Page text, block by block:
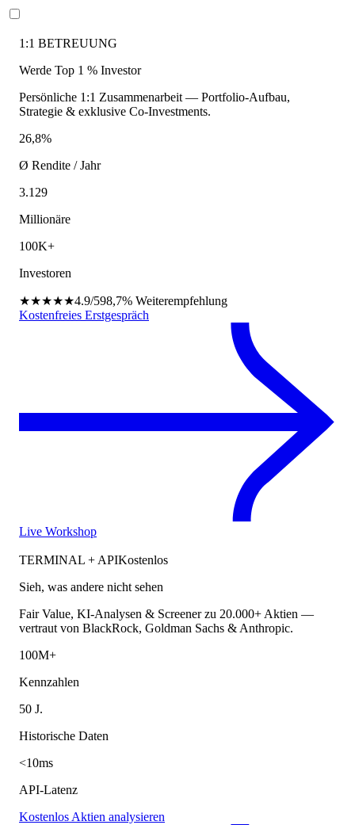
1:1 BETREUUNG
Werde Top 1 % Investor
Persönliche 1:1 Zusammenarbeit — Portfolio-Aufbau,
Strategie & exklusive Co-Investments.
26,8%
Ø Rendite / Jahr
3.129
Millionäre
100K+
Investoren
★★★★★4.9/598,7% Weiterempfehlung
Kostenfreies Erstgespräch
Live Workshop
TERMINAL + APIKostenlos
Sieh, was andere nicht sehen
Fair Value, KI-Analysen & Screener zu 20.000+ Aktien —
vertraut von BlackRock, Goldman Sachs & Anthropic.
100M+
Kennzahlen
50 J.
Historische Daten
<10ms
API-Latenz
Kostenlos Aktien analysieren